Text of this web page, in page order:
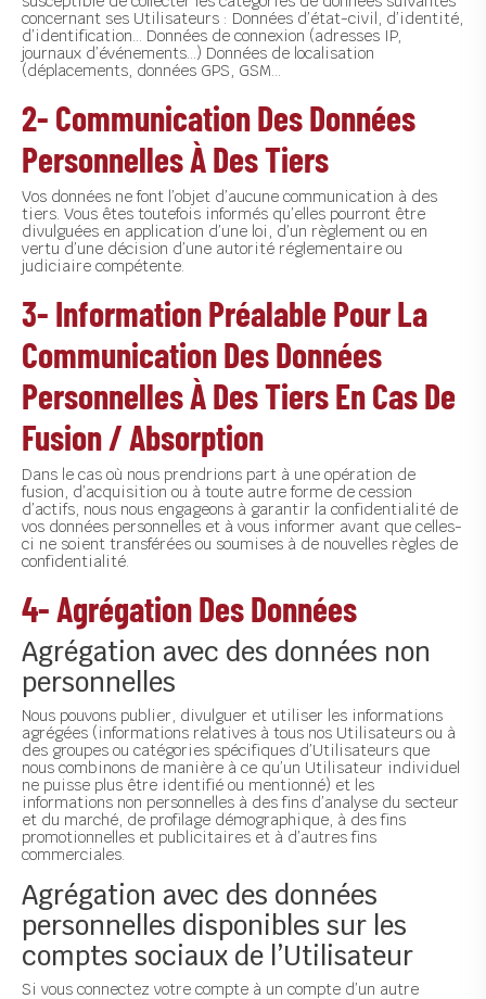
concernant ses Utilisateurs : Données d’état-civil, d’identité,
d’identification… Données de connexion (adresses IP,
journaux d’événements…) Données de localisation
(déplacements, données GPS, GSM…
2- Communication Des Données
Personnelles À Des Tiers
Vos données ne font l’objet d’aucune communication à des
tiers. Vous êtes toutefois informés qu’elles pourront être
divulguées en application d’une loi, d’un règlement ou en
vertu d’une décision d’une autorité réglementaire ou
judiciaire compétente.
3- Information Préalable Pour La
Communication Des Données
Personnelles À Des Tiers En Cas De
Fusion / Absorption
Dans le cas où nous prendrions part à une opération de
fusion, d’acquisition ou à toute autre forme de cession
d’actifs, nous nous engageons à garantir la confidentialité de
vos données personnelles et à vous informer avant que celles-
ci ne soient transférées ou soumises à de nouvelles règles de
confidentialité.
4- Agrégation Des Données
Agrégation avec des données non
personnelles
Nous pouvons publier, divulguer et utiliser les informations
agrégées (informations relatives à tous nos Utilisateurs ou à
des groupes ou catégories spécifiques d’Utilisateurs que
nous combinons de manière à ce qu’un Utilisateur individuel
ne puisse plus être identifié ou mentionné) et les
informations non personnelles à des fins d’analyse du secteur
et du marché, de profilage démographique, à des fins
promotionnelles et publicitaires et à d’autres fins
commerciales.
Agrégation avec des données
personnelles disponibles sur les
comptes sociaux de l’Utilisateur
Si vous connectez votre compte à un compte d’un autre